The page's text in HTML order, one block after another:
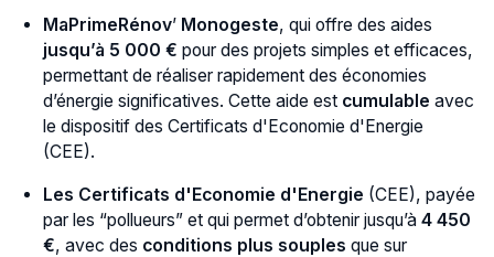
MaPrimeRénov’ Monogeste, qui offre des aides
jusqu’à 5 000 € pour des projets simples et efficaces,
permettant de réaliser rapidement des économies
d’énergie significatives. Cette aide est cumulable avec
le dispositif des Certificats d'Economie d'Energie
(CEE).
Les Certificats d'Economie d'Energie (CEE), payée
par les “pollueurs” et qui permet d’obtenir jusqu’à4 450
€, avec des conditions plus souples que sur